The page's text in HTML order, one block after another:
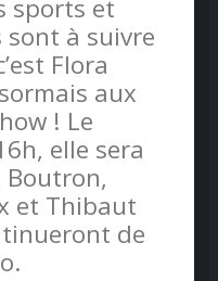
sports et
sont à suivre
Flora
aux
! Le
elle sera
Boutron,
et Thibaut
de